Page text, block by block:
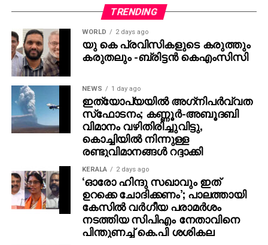
സംവിധാനത്തെ ദുരുപയോഗം ചെയ്ത് തട്ടിപ്പ്
നടത്തുകയായിരുന്നു പ്രതി. ഹാക്കറുമായി ചേര്‍ന്ന്
പ്രവര്‍ത്തിച്ച പ്രവീണ്‍ കുമാര്‍ നല്‍കിയ രഹസ്യ
വിവരങ്ങളാണ് തട്ടിപ്പിന് വഴിവച്ചതെന്നാണ് കണ്ടെത്തല്‍.
രാജ്യത്ത് മറ്റിടങ്ങളിലും സമാന രീതിയില്‍ തട്ടിപ്പ്
നടന്നിട്ടുണ്ടോയെന്ന് അന്വേഷണം
പുരോഗമിക്കുകയാണ്. കൂടുതല്‍ സംസ്ഥാനങ്ങളില്‍
കൈവശം വിവരങ്ങള്‍ ചോര്‍ന്നിട്ടുണ്ടെന്ന്
കണ്ടെത്തിയാല്‍ കേസ് കേന്ദ്ര ഏജന്‍സികള്‍ക്ക്
കൈമാറേണ്ട സാഹചര്യമുണ്ടാകും.
TRENDING
WORLD 2 days ago
യു കെ പ്രവിസികളുടെ കരുത്തും
കരുതലും -ബ്രിട്ടൻ കെഎംസിസി
NEWS 1 day ago
ഇത്യോപ്യയില്‍ അഗ്‌നിപര്‍വ്വത
സ്‌ഫോടനം; കണ്ണൂർ-അബൂദബി
വിമാനം വഴിതിരിച്ചുവിട്ടു,
കൊച്ചിയിൽ നിന്നുള്ള
രണ്ടുവിമാനങ്ങൾ റദ്ദാക്കി
KERALA 2 days ago
‘ഓരോ ഹിന്ദു സഖാവും ഇത്
ഉറക്കെ ചോദിക്കണം’; പാലത്തായി
കേസിൽ വർഗീയ പരാമർശം
നടത്തിയ സിപിഎം നേതാവിനെ
പിന്തുണച്ച് കെ.പി ശശികല